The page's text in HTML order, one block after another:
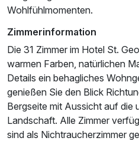
Wohlfühlmomenten.
Zimmerinformation
Die 31 Zimmer im Hotel St.
warmen Farben, natürlichen
Details ein behagliches
genießen Sie den Blick
Bergseite mit Aussicht auf die
Landschaft. Alle Zimmer
sind als Nichtraucherzimmer